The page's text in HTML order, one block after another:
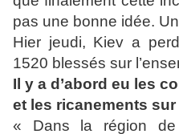
pas une bonne idée.
Hier jeudi, Kiev a
1520 blessés sur
Il y a d’abord eu les
et les ricanements
« Dans la région de